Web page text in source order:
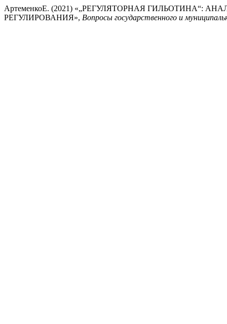
АртеменкоЕ. (2021) «„РЕГУЛЯТОРНАЯ ГИЛЬОТИНА“:
РЕГУЛИРОВАНИЯ», Вопросы государственного и